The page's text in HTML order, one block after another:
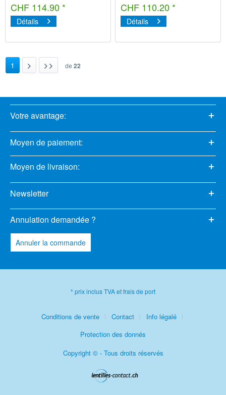
CHF 114.90 *
Détails
CHF 110.20 *
Détails
1 de 22
Votre avantage:
Moyen de paiement:
Moyen de livraison:
Newsletter
Annulation demandée ?
Annuler la commande
* prix inclus TVA et frais de port
Conditions de vente Contact
Info légalé
Protection des donnés
Copyright © - Tous droits réservés